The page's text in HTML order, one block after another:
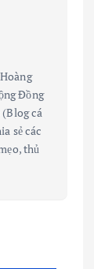
Đồng
cá
sẻ các
thủ